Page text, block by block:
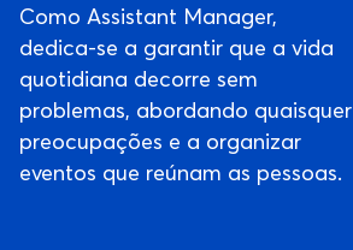
Como Assistant Manager,
dedica-se a garantir que a vida
quotidiana decorre sem
problemas, abordando quaisquer
preocupações e a organizar
eventos que reúnam as pessoas.